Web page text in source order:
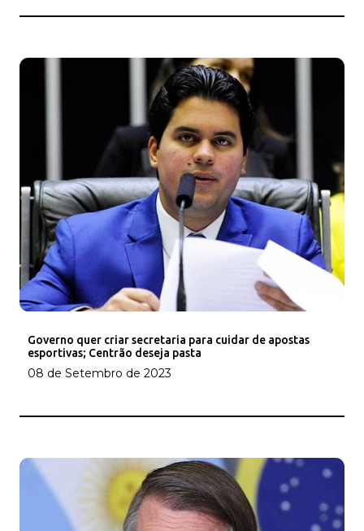
Governo quer criar secretaria para cuidar de apostas
esportivas; Centrão deseja pasta
08 de Setembro de 2023